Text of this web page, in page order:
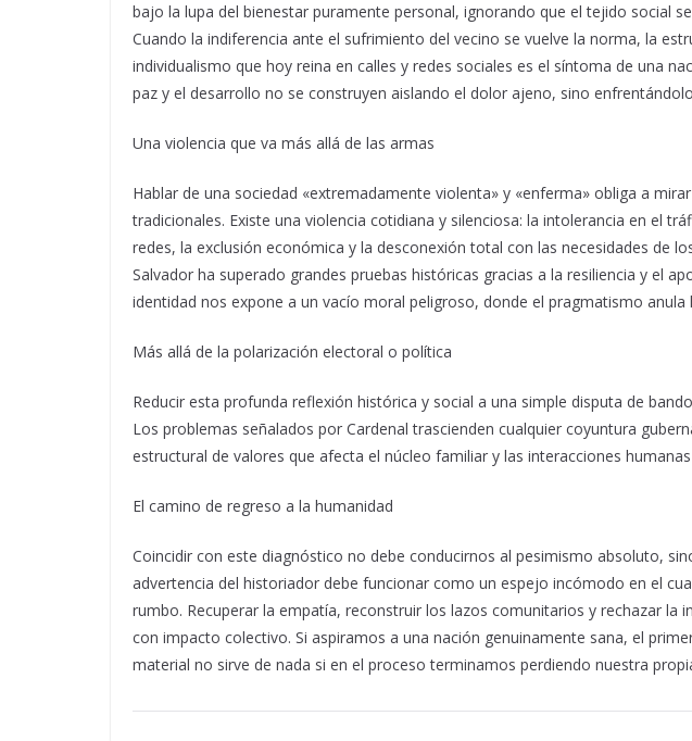
bajo la lupa del bienestar puramente personal, ignorando que el tejido social
Cuando la indiferencia ante el sufrimiento del vecino se vuelve la norma, la
individualismo que hoy reina en calles y redes sociales es el síntoma de una
paz y el desarrollo no se construyen aislando el dolor ajeno, sino
Una violencia que va más allá de las armas
Hablar de una sociedad «extremadamente violenta» y «enferma» obliga a
tradicionales. Existe una violencia cotidiana y silenciosa: la intolerancia en el
redes, la exclusión económica y la desconexión total con las necesidades de
Salvador ha superado grandes pruebas históricas gracias a la resiliencia y el
identidad nos expone a un vacío moral peligroso, donde el pragmatismo anula
Más allá de la polarización electoral o política
Reducir esta profunda reflexión histórica y social a una simple disputa de
Los problemas señalados por Cardenal trascienden cualquier coyuntura
estructural de valores que afecta el núcleo familiar y las interacciones
El camino de regreso a la humanidad
Coincidir con este diagnóstico no debe conducirnos al pesimismo absoluto,
advertencia del historiador debe funcionar como un espejo incómodo en el
rumbo. Recuperar la empatía, reconstruir los lazos comunitarios y rechazar la
con impacto colectivo. Si aspiramos a una nación genuinamente sana, el
material no sirve de nada si en el proceso terminamos perdiendo nuestra